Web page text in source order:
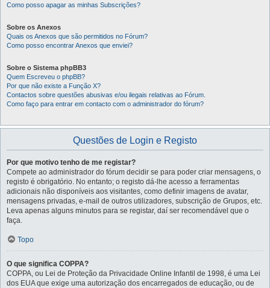
Como posso apagar as minhas Subscrições?
Sobre os Anexos
Quais os Anexos que são permitidos no Fórum?
Como posso encontrar Anexos que enviei?
Sobre o Sistema phpBB3
Quem Escreveu o phpBB?
Por que não existe a Função X?
Contactos sobre questões abusivas e/ou ilegais relativas ao Fórum.
Como faço para entrar em contacto com o administrador do fórum?
Questões de Login e Registo
Por que motivo tenho de me registar?
Compete ao administrador do fórum decidir se para poder criar mensagens, o
registo é obrigatório. No entanto; o registo dá-lhe acesso a ferramentas
adicionais não disponíveis aos visitantes, como definir imagens de avatar,
mensagens privadas, e-mail de outros utilizadores, subscrição de Grupos, etc.
Leva apenas alguns minutos para se registar, daí ser recomendável que o
faça.
Topo
O que significa COPPA?
COPPA, ou Lei de Proteção da Privacidade Online Infantil de 1998, é uma Lei
dos EUA que exige uma autorização dos encarregados de educação, ou de